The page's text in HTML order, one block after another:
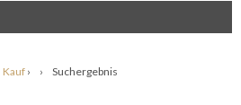
Kauf › › Suchergebnis